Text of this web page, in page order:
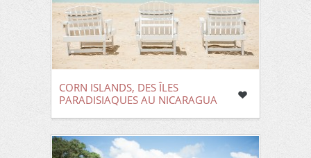
CORN ISLANDS, DES ÎLES
PARADISIAQUES AU NICARAGUA